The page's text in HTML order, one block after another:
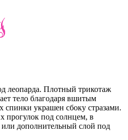
леопарда. Плотный трикотаж
тело благодаря вшитым
спинки украшен сбоку стразами.
прогулок под солнцем, в
дополнительный слой под